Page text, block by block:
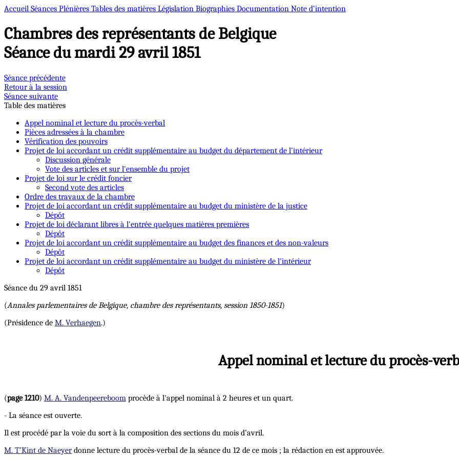
Accueil Séances Plénières Tables des matières Législation Biographies Documentation Note d’intention
Chambres des représentants de Belgique
Séance du mardi 29 avril 1851
Séance précédente
Retour à la session
Séance suivante
Table des matières
Appel nominal et lecture du procès-verbal
Pièces adressées à la chambre
Vérification des pouvoirs
Projet de loi accordant un crédit supplémentaire au budget du département de l’intérieur
Discussion générale
Vote des articles et sur l'ensemble du projet
Projet de loi sur le crédit foncier
Second vote des articles
Ordre des travaux de la chambre
Projet de loi accordant un crédit supplémentaire au budget du ministère de la justice
Dépôt
Projet de loi déclarant libres à l'entrée quelques matières premières
Dépôt
Projet de loi accordant un crédit supplémentaire au budget des finances et des non-valeurs
Dépôt
Projet de loi accordant un crédit supplémentaire au budget du ministère de l'intérieur
Dépôt
Séance du 29 avril 1851
(Annales parlementaires de Belgique, chambre des représentants, session 1850-1851)
(Présidence de M. Verhaegen.)
Appel nominal et lecture du procès-
(page 1210) M. A. Vandenpeereboom procède à l'appel nominal à 2 heures et un quart.
- La séance est ouverte.
Il est procédé par la voie du sort à la composition des sections du mois d’avril.
M. T’Kint de Naeyerdonne lecture du procès-verbal de la séance du 12 de ce mois ; la rédaction en est approuvée.